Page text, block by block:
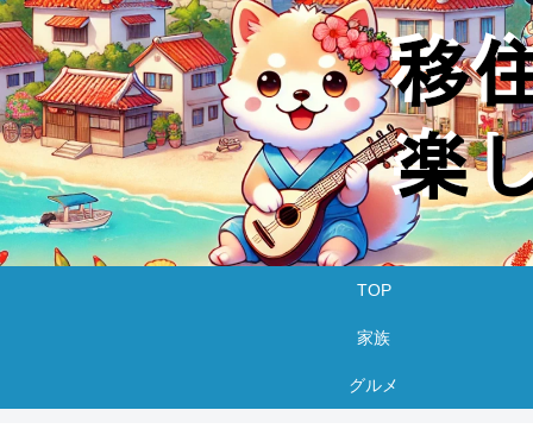
TOP
家族
グルメ